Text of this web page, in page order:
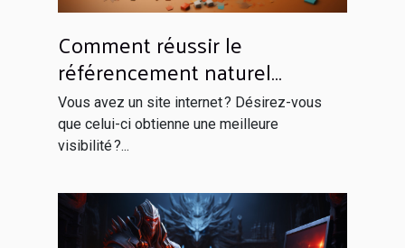
Comment réussir le
référencement naturel
efficacement ?
Vous avez un site internet ? Désirez-vous
que celui-ci obtienne une meilleure
visibilité ?...